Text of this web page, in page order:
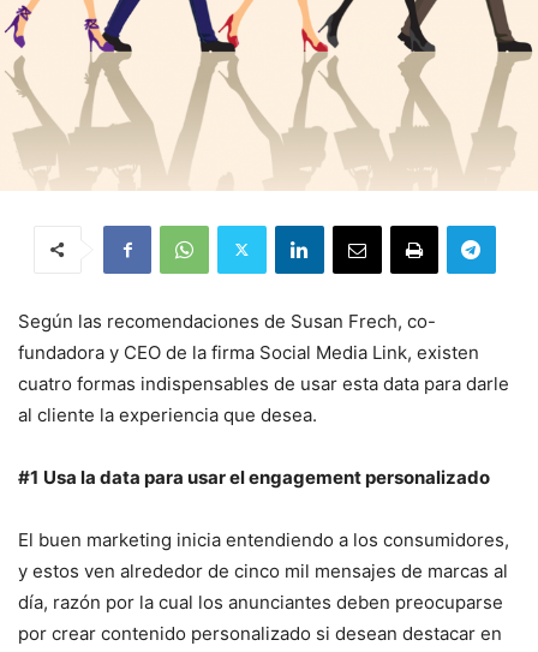
Según las recomendaciones de Susan Frech, co-
fundadora y CEO de la firma Social Media Link, existen
cuatro formas indispensables de usar esta data para darle
al cliente la experiencia que desea.
#1 Usa la data para usar el engagement personalizado
El buen marketing inicia entendiendo a los consumidores,
y estos ven alrededor de cinco mil mensajes de marcas al
día, razón por la cual los anunciantes deben preocuparse
por crear contenido personalizado si desean destacar en